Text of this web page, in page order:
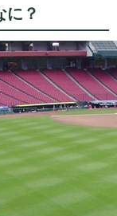
に？